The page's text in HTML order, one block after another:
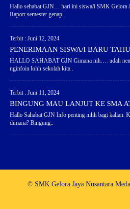
Hallo sehabat GJN… hari ini siswa/i SMK Gelora
Raport semester genap..
Terbit : Juni 12, 2024
PENERIMAAN SISWA/I BARU
HALLO SAHABAT GJN Gimana nih…. udah
nginfoin lohh sekolah kita..
Terbit : Juni 11, 2024
BINGUNG MAU LANJUT KE SMA
Hallo Sahabat GJN Info penting nihh bagi kalian.
dimana? Bingung..
© SMK Gelora Jaya Nusantara